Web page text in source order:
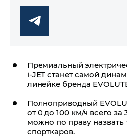
Премиальный
i‑JET станет самой
линейке бренда
Полноприводный
от 0 до 100 км/ч всего за
можно по праву назвать
спорткаров.